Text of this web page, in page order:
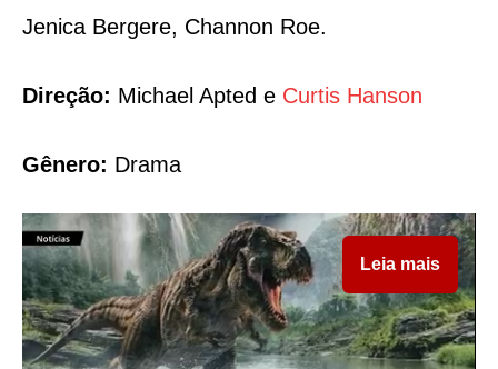
Jenica Bergere, Channon Roe.
Direção: Michael Apted e Curtis Hanson
Gênero: Drama
Leia mais